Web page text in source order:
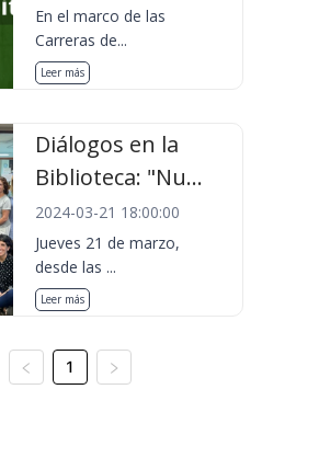
En el marco de las
Carreras de...
Leer más
Diálogos en la
Biblioteca: "Nu...
2024-03-21 18:00:00
Jueves 21 de marzo,
desde las ...
Leer más
1